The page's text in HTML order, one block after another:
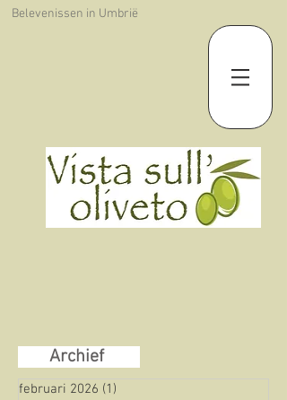
Belevenissen in Umbrië
Archief
februari 2026 (1)